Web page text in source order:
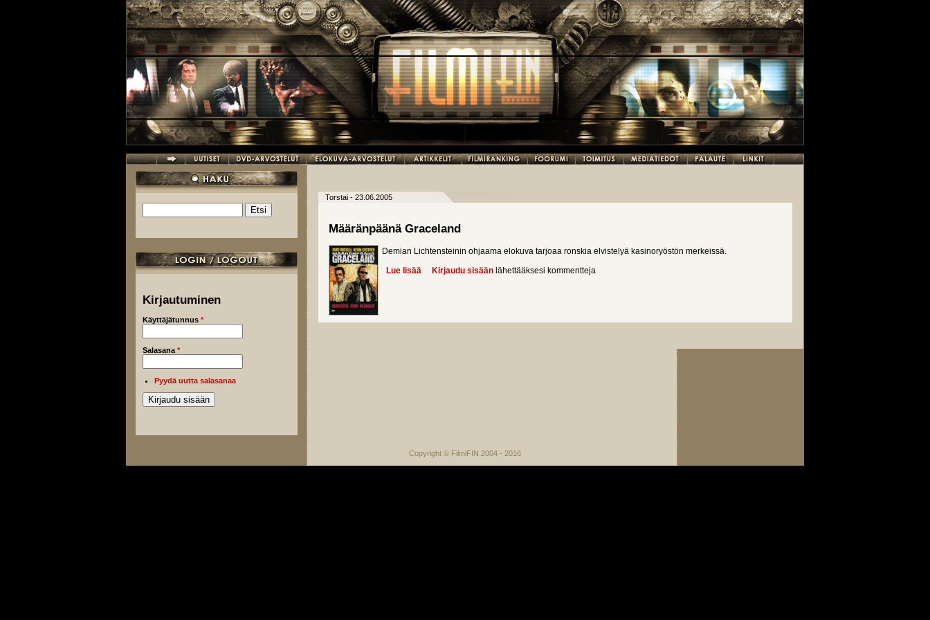
Hakulomake
Kirjautuminen
Käyttäjätunnus *
Salasana *
Pyydä uutta salasanaa
Torstai - 23.06.2005
Määränpäänä Graceland
Demian Lichtensteinin ohjaama elokuva tarjoaa ronskia elvistelyä kasinoryöstön merkeissä.
Lue lisää about Määränpäänä Graceland
Kirjaudu sisään lähettääksesi kommentteja
Copyright © FilmiFIN 2004 - 2016